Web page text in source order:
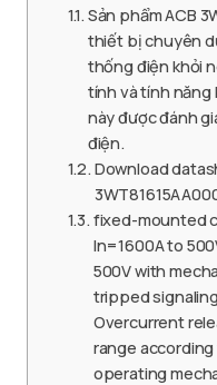
Sản phẩm ACB
thiết bị chuyên
thống điện khỏi
tính và tính năng
này được đánh
điện.
Download
fixed-mounted
In=1600A to
500V with
tripped
Overcurrent
range according
operating